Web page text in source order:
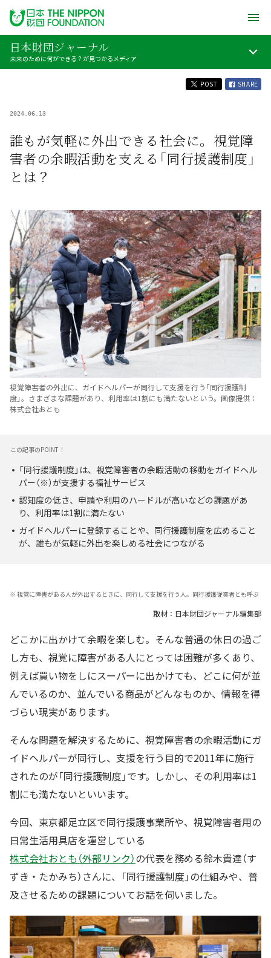
日本財団ジャーナル
未来のために何ができる？が見つかるメディア
POST SHARE
2024.06.13
誰もが気軽に外出できる社会に。視覚障
害者の余暇活動を支える「同行援護制度」
とは？
視覚障害者の外出に、ガイドヘルパーが同行して支援を行う「同行援護制
度」。さまざまな課題があり、利用率は1割にも満たないという。画像提供：
株式会社おとも
この記事のPOINT！
「同行援護制度」は、視覚障害者の余暇活動の移動をガイドヘル
パー（※）が支援する福祉サービス
認知度の低さ、申請や利用のハードルが高いなどの課題があ
り、利用率は1割に満たない
ガイドヘルパーに登録することや、同行援護制度を広めること
が、誰もが気軽に外出を楽しめる社会につながる
※ 視覚に障害がある人が外出するときに、同行して支援を行う人。同行援護従業者とも呼ぶ
取材：日本財団ジャーナル編集部
どこかに出かけて余暇を楽しむ。そんな普通の休日の過ご
し方も、視覚に障害がある人にとっては困難が多くあり、
例えば買い物をしにスーパーに出かけても、どこに何が並
んでいるのか、並んでいる商品がどんなものか、情報を得
づらい現実があります。
そんな問題を解決するために、視覚障害者の余暇活動にガ
イドヘルパーが同行し、支援を行う目的で2011年に施行
されたのが「同行援護制度」です。しかし、その利用率は1
割にも満たないといいます。
今回、東京都足立区で同行援護事業所や、視覚障害者用の
日常生活用具店を運営している
株式会社おとも（外部リンク）の代表を務める鈴木貴達（す
ずき・たかみち）さんに、「同行援護制度」の仕組みや、普
及させるための課題についてお話を伺いました。